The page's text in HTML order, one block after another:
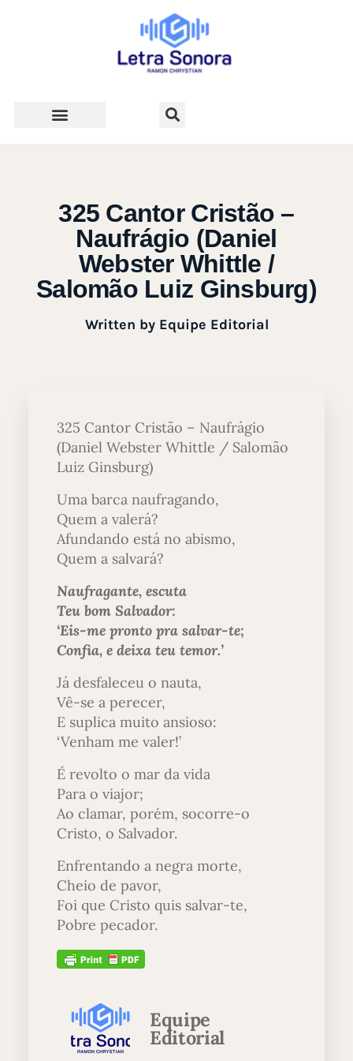
325 Cantor Cristão –
Naufrágio (Daniel
Webster Whittle /
Salomão Luiz Ginsburg)
Written byEquipe Editorial
325 Cantor Cristão – Naufrágio
(Daniel Webster Whittle / Salomão
Luiz Ginsburg)
Uma barca naufragando,
Quem a valerá?
Afundando está no abismo,
Quem a salvará?
Naufragante, escuta
Teu bom Salvador:
‘Eis-me pronto pra salvar-te;
Confia, e deixa teu temor.’
Já desfaleceu o nauta,
Vê-se a perecer,
E suplica muito ansioso:
‘Venham me valer!’
É revolto o mar da vida
Para o viajor;
Ao clamar, porém, socorre-o
Cristo, o Salvador.
Enfrentando a negra morte,
Cheio de pavor,
Foi que Cristo quis salvar-te,
Pobre pecador.
Equipe
Editorial